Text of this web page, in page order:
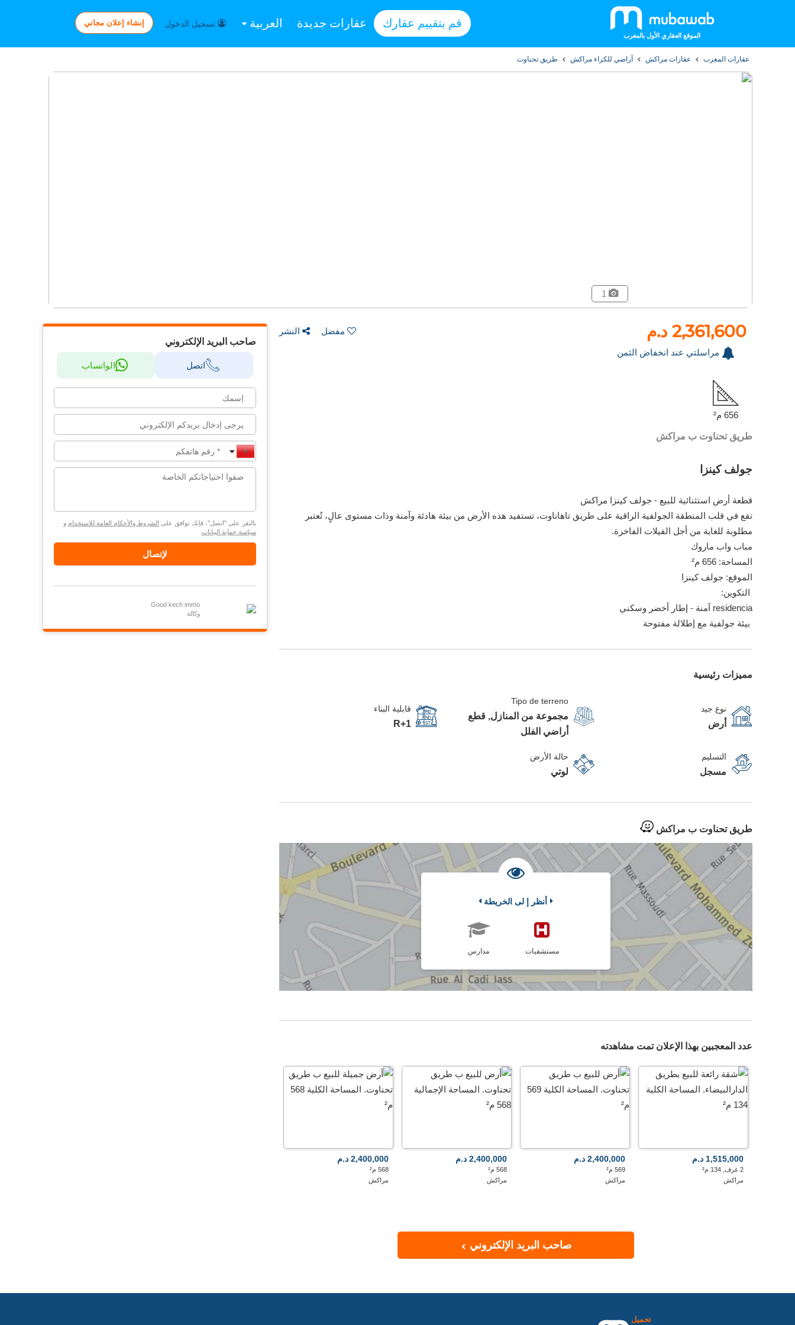
الموقع العقاري الأول بالمغرب
قم بتقييم عقارك عقارات جديدة العربية تسجيل الدخول إنشاء إعلان مجاني
عقارات المغرب عقارات مراكش آراضي للكراء مراكش طريق تحناوت
1
2,361,600 د.م مفضل النشر
مراسلتي عند انخفاض الثمن
656 م²
طريق تحناوت ب مراكش
جولف كينزا
قطعة أرض استثنائية للبيع - جولف كينزا مراكش
تقع في قلب المنطقة الجولفية الراقية على طريق تاهاناوت، تستفيد هذه الأرض من بيئة هادئة وآمنة وذات مستوى عالٍ، تُعتبر
مطلوبة للغاية من أجل الفيلات الفاخرة.
مباب واب ماروك
المساحة: 656 م²
الموقع: جولف كينزا
️ التكوين:
residencia آمنة - إطار أخضر وسكني
️ بيئة جولفية مع إطلالة مفتوحة
مميزات رئيسية
نوع جيد
أرض
Tipo de terreno
مجموعة من المنازل, قطع
أراضي الفلل
قابلية البناء
R+1
التسليم
مسجل
حالة الأرض
لوتي
طريق تحناوت ب مراكش
أنظر إ لى الخريطة
مدارس مستشفيات
عدد المعجبين بهذا الإعلان تمت مشاهدته
1,515,000 د.م
2 غرف, 134 م²
مراكش
2,400,000 د.م
569 م²
مراكش
2,400,000 د.م
568 م²
مراكش
2,400,000 د.م
568 م²
مراكش
صاحب البريد الإلكتروني
صاحب البريد الإلكتروني
اتصل الواتساب
بالنقر على "اتصل"، فإنك توافق على الشروط والأحكام العامة للاستخدام و
سياسة حماية البيانات.
لإتصال
Good kech immo
وكالة
تحميل